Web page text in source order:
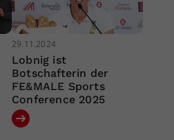
29.11.2024
Lobnig ist
Botschafterin der
FE&MALE Sports
Conference 2025